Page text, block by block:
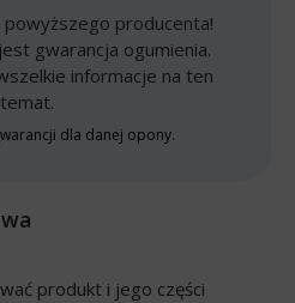
powyższego producenta!
gwarancja ogumienia.
informacje na ten
temat.
dla danej opony.
produkt i jego części